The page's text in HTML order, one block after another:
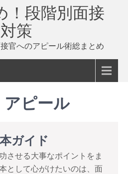
！段階別面接
対策
官へのアピール術総まとめ
アピール
ガイド
させる大事なポイントをま
として心がけたいのは、面